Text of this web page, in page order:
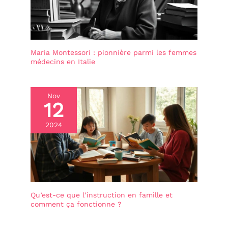
avec des guirlandes
lumineuses, un ciel de lit
ou des coussins colorés.
Matériaux certifiés et
Pour un sommeil sain –
ce lit provient de forêts
gérées durablement.
Maria Montessori : pionnière parmi les femmes
médecins en Italie
Nov
12
2024
Qu’est-ce que l’instruction en famille et
comment ça fonctionne ?